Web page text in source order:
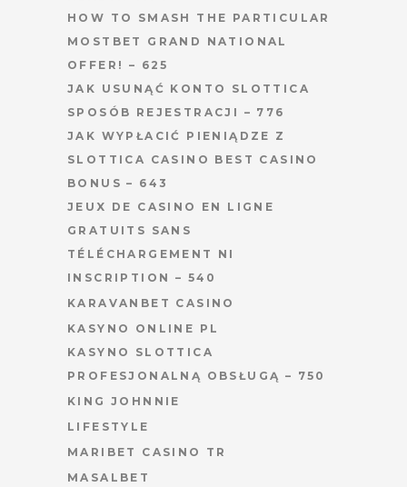
HOW TO SMASH THE PARTICULAR
MOSTBET GRAND NATIONAL
OFFER! – 625
JAK USUNĄĆ KONTO SLOTTICA
SPOSÓB REJESTRACJI – 776
JAK WYPŁACIĆ PIENIĄDZE Z
SLOTTICA CASINO BEST CASINO
BONUS – 643
JEUX DE CASINO EN LIGNE
GRATUITS SANS
TÉLÉCHARGEMENT NI
INSCRIPTION – 540
KARAVANBET CASINO
KASYNO ONLINE PL
KASYNO SLOTTICA
PROFESJONALNĄ OBSŁUGĄ – 750
KING JOHNNIE
LIFESTYLE
MARIBET CASINO TR
MASALBET